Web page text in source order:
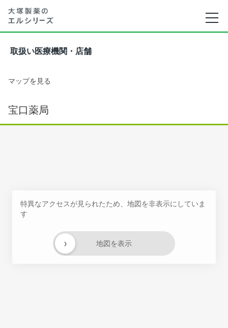
取扱い医療機関・店舗
マップを見る
宝口薬局
特異なアクセスが見られたため、地図を非表示にしていま
す
地図を表示
›